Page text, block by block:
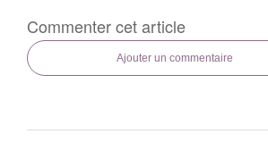
Commenter cet article
Ajouter un commentaire